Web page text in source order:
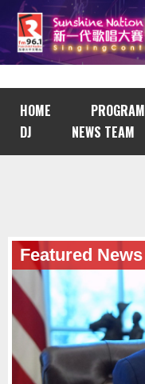
HOME PROGRAM
DJ
NEWS TEAM
Featured News